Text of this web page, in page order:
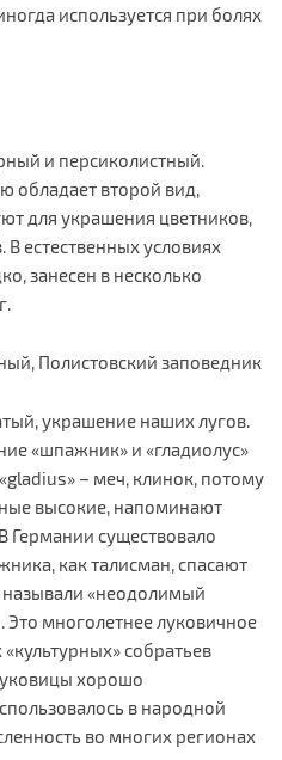
используется при болях
и персиколистный.
обладает второй вид,
для украшения цветников,
естественных условиях
занесен в несколько
украшение наших лугов.
«шпажник» и «гладиолус»
– меч, клинок, потому
высокие, напоминают
Германии существовало
как талисман, спасают
называли «неодолимый
Это многолетнее луковичное
собратьев
хорошо
в народной
во многих регионах